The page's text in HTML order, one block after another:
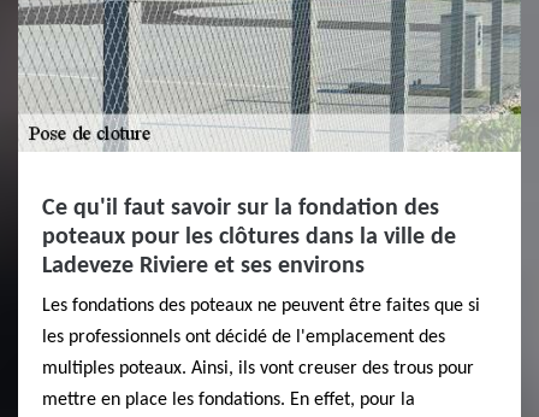
Ce qu'il faut savoir sur la fondation des
poteaux pour les clôtures dans la ville de
Ladeveze Riviere et ses environs
Les fondations des poteaux ne peuvent être faites que si
les professionnels ont décidé de l'emplacement des
multiples poteaux. Ainsi, ils vont creuser des trous pour
mettre en place les fondations. En effet, pour la